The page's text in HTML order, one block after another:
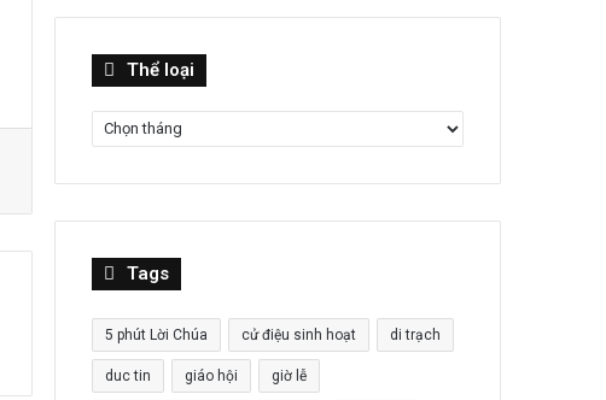
Thể loại
loại
Tags
5 phút Lời Chúa cử điệu sinh hoạt di trạch
duc tin giáo hội giờ lễ